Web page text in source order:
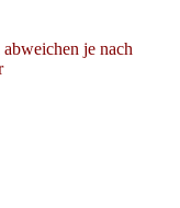
je nach